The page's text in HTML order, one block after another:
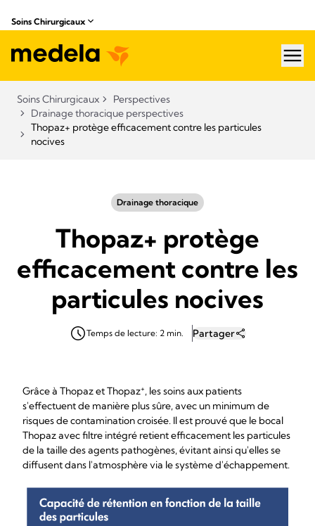
Soins Chirurgicaux
Soins Chirurgicaux
Perspectives
Drainage thoracique perspectives
Thopaz+ protège efficacement contre les particules
nocives
Drainage thoracique
Thopaz+ protège
efficacement contre les
particules nocives
Temps de lecture: 2 min. Partager
Grâce à Thopaz et Thopaz+, les soins aux patients
s'effectuent de manière plus sûre, avec un minimum de
risques de contamination croisée. Il est prouvé que le bocal
Thopaz avec filtre intégré retient efficacement les particules
de la taille des agents pathogènes, évitant ainsi qu'elles se
diffusent dans l'atmosphère via le système d'échappement.